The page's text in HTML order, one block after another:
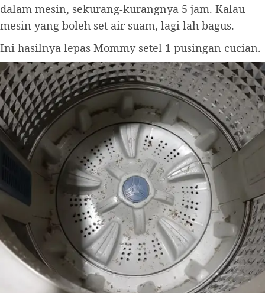
dalam mesin, sekurang-kurangnya 5 jam. Kalau
mesin yang boleh set air suam, lagi lah bagus.
Ini hasilnya lepas Mommy setel 1 pusingan cucian.